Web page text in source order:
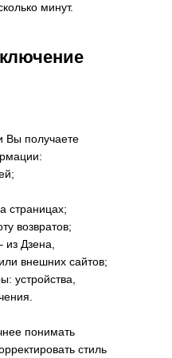
минут.
Вы получаете
страницах;
возвратов;
из Дзена,
внешних сайтов;
устройства,
понимать
стиль